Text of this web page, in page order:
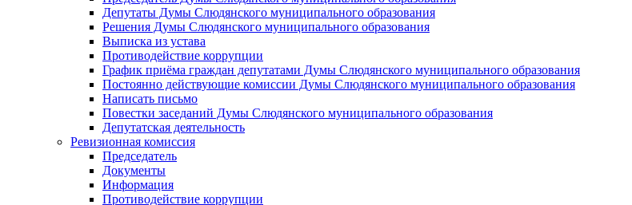
Депутаты Думы Слюдянского муниципального образования
Решения Думы Слюдянского муниципального образования
Выписка из устава
Противодействие коррупции
График приёма граждан депутатами Думы Слюдянского муниципального образования
Постоянно действующие комиссии Думы Слюдянского муниципального образования
Написать письмо
Повестки заседаний Думы Слюдянского муниципального образования
Депутатская деятельность
Ревизионная комиссия
Председатель
Документы
Информация
Противодействие коррупции